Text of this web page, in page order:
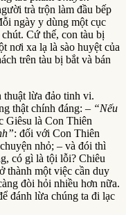
trà trộn làm đầu bếp
ngày y dùng một cục
Cứ thế, con tàu bị
nơi xa lạ là sào huyệt của
trên tàu bị bắt và bán
lừa đảo tinh vi.
thật chính đáng: – “Nếu
Giêsu là Con Thiên
: đối với Con Thiên
nhỏ; – và đói thì
có gì là tội lỗi? Chiêu
thành một việc cần duy
đòi hỏi nhiều hơn nữa.
đánh lừa chúng ta đi lạc